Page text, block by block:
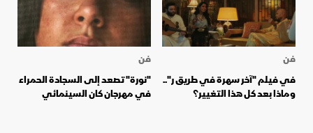
فن
في فيلم "آخر سهرة في طريق ر"..
وماذا بعد كل هذا التغيير؟
فن
"نورة" تصعد إلى السجادة الحمراء
في مهرجان كان السينمائي